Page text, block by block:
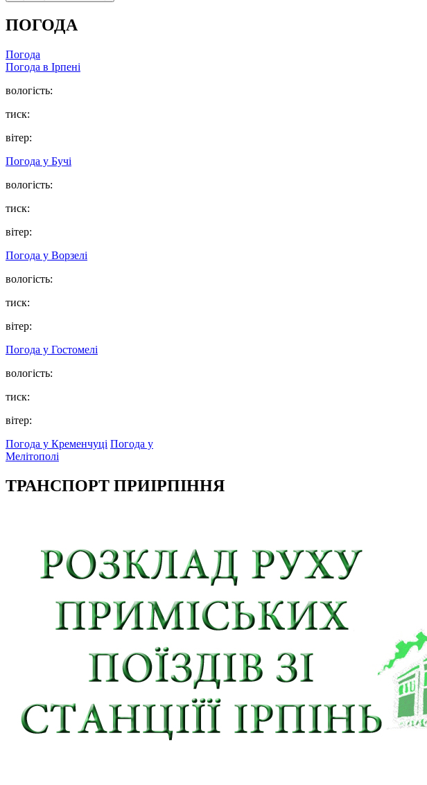
ПОГОДА
Погода
Погода в Ірпені
вологість:
тиск:
вітер:
Погода у Бучі
вологість:
тиск:
вітер:
Погода у Ворзелі
вологість:
тиск:
вітер:
Погода у Гостомелі
вологість:
тиск:
вітер:
Погода у Кременчуці Погода у
Мелітополі
ТРАНСПОРТ ПРИІРПІННЯ